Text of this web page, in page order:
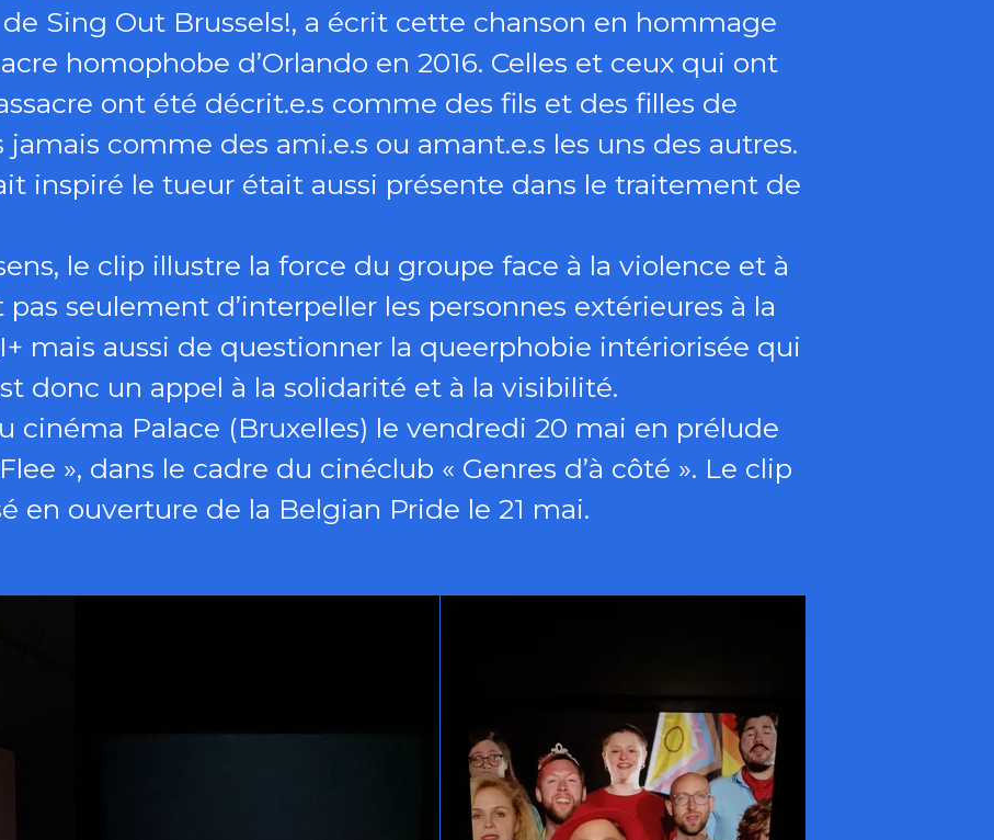
Sing Out Brussels!, a écrit cette chanson en hommage
homophobe d’Orlando en 2016. Celles et ceux qui ont
ont été décrit.e.s comme des fils et des filles de
comme des ami.e.s ou amant.e.s les uns des autres.
inspiré le tueur était aussi présente dans le traitement de
le clip illustre la force du groupe face à la violence et à
pas seulement d’interpeller les personnes extérieures à la
mais aussi de questionner la queerphobie intériorisée qui
donc un appel à la solidarité et à la visibilité.
cinéma Palace (Bruxelles) le vendredi 20 mai en prélude
», dans le cadre du cinéclub « Genres d’à côté ». Le clip
en ouverture de la Belgian Pride le 21 mai.